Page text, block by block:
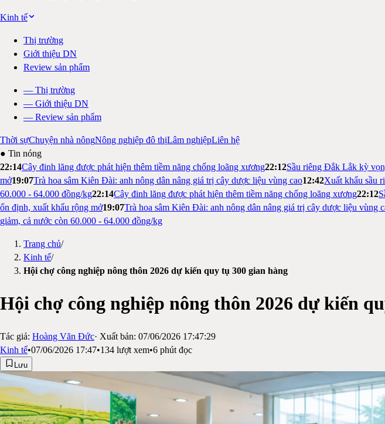
Kinh tế
Thị trường
Giới thiệu DN
Review sản phẩm
— Thị trường
— Giới thiệu DN
— Review sản phẩm
Thời sựChuyện nhà nôngNông nghiệp đô thịLâm nghiệpLiên hệ
● Tin nóng
22:14Cây đinh lăng được phát hiện thêm tiềm năng chống loãng xương22:12Sầu riêng Đắk Lắk kỳ
mở19:07Trà hoa sâm Kiên Đài: anh nông dân nâng giá trị cây dược liệu vùng cao12:42Xuất khẩu sầu
60.000 - 64.000 đồng/kg22:14Cây đinh lăng được phát hiện thêm tiềm năng chống loãng xương22:12
ổn định, xuất khẩu rộng mở19:07Trà hoa sâm Kiên Đài: anh nông dân nâng giá trị cây dược liệu vùng
giảm, cả nước còn 60.000 - 64.000 đồng/kg
Trang chủ/
Kinh tế/
Hội chợ công nghiệp nông thôn 2026 dự kiến quy tụ 300 gian hàng
Hội chợ công nghiệp nông thôn 2026 dự kiến
Tác giả: Hoàng Văn Đức· Xuất bản: 07/06/2026 17:47:29
Kinh tế•07/06/2026 17:47•134 lượt xem•6 phút đọc
Lưu